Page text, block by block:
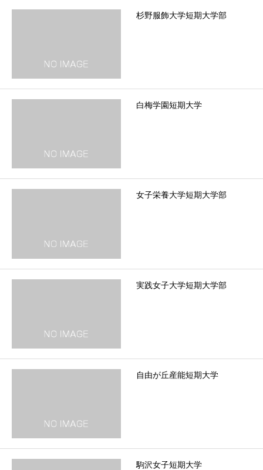
杉野服飾大学短期大学部
白梅学園短期大学
女子栄養大学短期大学部
実践女子大学短期大学部
自由が丘産能短期大学
駒沢女子短期大学